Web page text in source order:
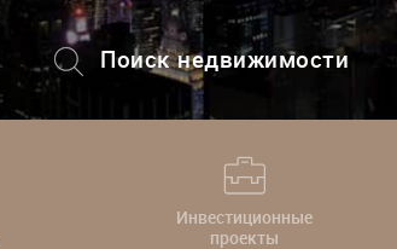
Поиск недвижимости
+7 (495) 228-82-08
Инвестиционные
проекты